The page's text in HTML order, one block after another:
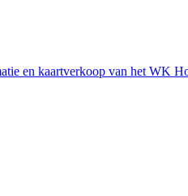
en kaartverkoop van het WK